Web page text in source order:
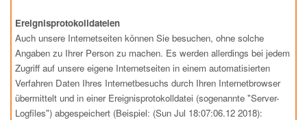
Ereignisprotokolldateien
Auch unsere Internetseiten können Sie besuchen, ohne solche
Angaben zu Ihrer Person zu machen. Es werden allerdings bei jedem
Zugriff auf unsere eigene Internetseiten in einem automatisierten
Verfahren Daten Ihres Internetbesuchs durch Ihren Internetbrowser
übermittelt und in einer Ereignisprotokolldatei (sogenannte "Server-
Logfiles") abgespeichert (Beispiel: (Sun Jul 18:07:06.12 2018):